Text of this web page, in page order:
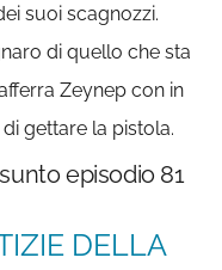
suoi scagnozzi.
di quello che sta
Zeynep con in
gettare la pistola.
episodio 81
DELLA